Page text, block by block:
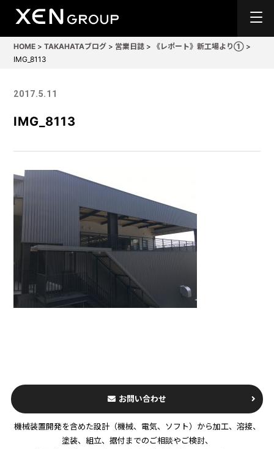
HOME >TAKAHATAブログ > 営業日誌 > 《レポート》新工場より① >
IMG_8113
2017.5.11
IMG_8113
お問い合わせ
機械装置開発を含めた設計（機械、電気、ソフト）から加工、溶接、
塗装、組立、据付までのご相談やご検討、